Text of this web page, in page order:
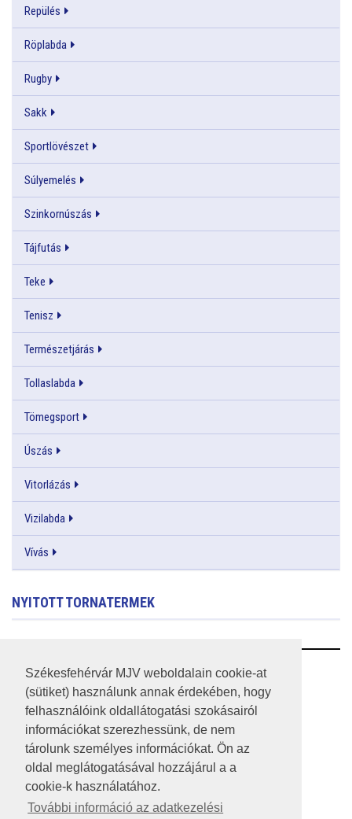
Székesfehérvár MJV weboldalain cookie-at
(sütiket) használunk annak érdekében, hogy
felhasználóink oldallátogatási szokásairól
információkat szerezhessünk, de nem
tárolunk személyes információkat. Ön az
oldal meglátogatásával hozzájárul a a
cookie-k használatához.
További információ az adatkezelési
Repülés
Röplabda
Rugby
Sakk
Sportlövészet
Súlyemelés
Szinkornúszás
Tájfutás
Teke
Tenisz
Természetjárás
Tollaslabda
Tömegsport
Úszás
Vitorlázás
Vizilabda
Vívás
NYITOTT TORNATERMEK
RSS
A HONLAP 2017.03.31-I ÁLLAPOTA
JOGI NYILATKOZAT
IMPRESSZUM